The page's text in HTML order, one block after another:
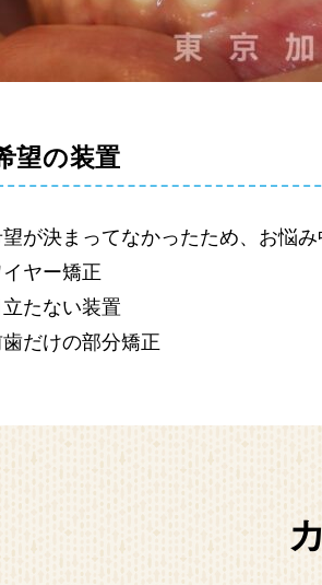
望の装置
望が決まってなかったため、お悩
イヤー矯正
立たない装置
歯だけの部分矯正